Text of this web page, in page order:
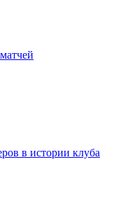
в истории клуба